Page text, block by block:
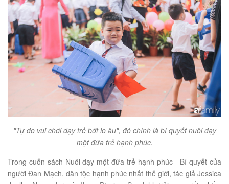
"Tự do vui chơi dạy trẻ bớt lo âu", đó chính là bí quyết nuôi dạy
một đứa trẻ hạnh phúc.
Trong cuốn sách Nuôi dạy một đứa trẻ hạnh phúc - Bí quyết của
người Đan Mạch, dân tộc hạnh phúc nhất thế giới, tác giả Jessica